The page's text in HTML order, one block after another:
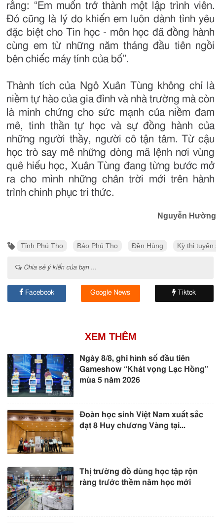
rằng: “Em muốn trở thành một lập trình viên.
Đó cũng là lý do khiến em luôn dành tình yêu
đặc biệt cho Tin học - môn học đã đồng hành
cùng em từ những năm tháng đầu tiên ngồi
bên chiếc máy tính của bố”.
Thành tích của Ngô Xuân Tùng không chỉ là
niềm tự hào của gia đình và nhà trường mà còn
là minh chứng cho sức mạnh của niềm đam
mê, tinh thần tự học và sự đồng hành của
những người thầy, người cô tận tâm. Từ cậu
học trò say mê những dòng mã lệnh nơi vùng
quê hiếu học, Xuân Tùng đang từng bước mở
ra cho mình những chân trời mới trên hành
trình chinh phục tri thức.
Nguyễn Hường
Tỉnh Phú Thọ Báo Phú Thọ Đền Hùng Kỳ thi tuyển
Chia sẻ ý kiến của bạn ...
Facebook Google News Tiktok
XEM THÊM
Ngày 8/8, ghi hình số đầu tiên
Gameshow “Khát vọng Lạc Hồng”
mùa 5 năm 2026
Đoàn học sinh Việt Nam xuất sắc
đạt 8 Huy chương Vàng tại...
Thị trường đồ dùng học tập rộn
ràng trước thềm năm học mới